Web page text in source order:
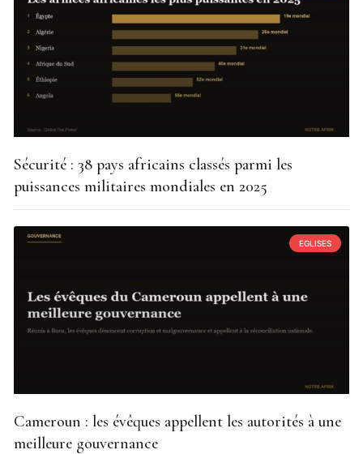
Sécurité : 38 pays africains classés parmi les
puissances militaires mondiales en 2025
EGLISES
Cameroun : les évêques appellent les autorités à une
meilleure gouvernance